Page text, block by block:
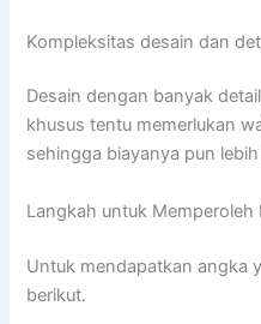
Kompleksitas desain dan
Desain dengan banyak
khusus tentu memerlukan
sehingga biayanya pun
Langkah untuk Memperoleh
Untuk mendapatkan angka
berikut.